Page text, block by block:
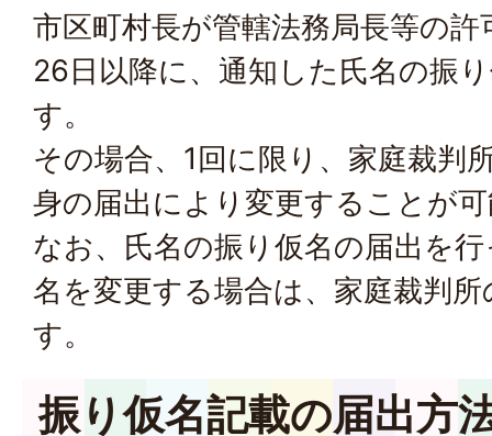
市区町村長が管轄法務局長等の
26日以降に、通知した氏名の振
す。
その場合、1回に限り、家庭裁判
身の届出により変更することが
なお、氏名の振り仮名の届出を
名を変更する場合は、家庭裁判
す。
振り仮名記載の届出方